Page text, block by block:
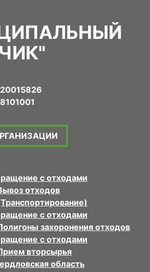
с отходами
отходов
с отходами
захоронения отходов
с отходами
вторсырья
область